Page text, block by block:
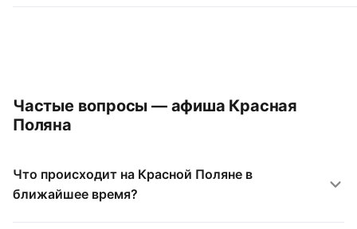
Частые вопросы — афиша Красная
Поляна
Что происходит на Красной Поляне в
ближайшее время?